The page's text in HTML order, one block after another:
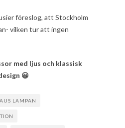
föreslog, att Stockholm
vilken tur att ingen
med ljus och klassisk
😀
LAMPAN